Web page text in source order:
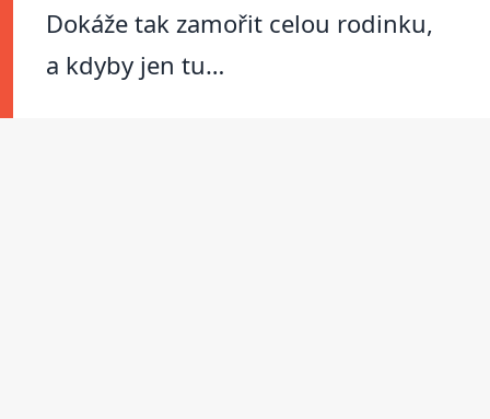
Dokáže tak zamořit celou rodinku,
a kdyby jen tu…